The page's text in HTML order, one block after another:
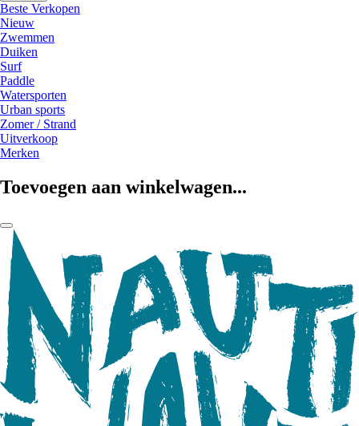
Beste Verkopen
Nieuw
Zwemmen
Duiken
Surf
Paddle
Watersporten
Urban sports
Zomer / Strand
Uitverkoop
Merken
Toevoegen aan winkelwagen...